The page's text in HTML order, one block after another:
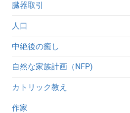
臓器取引
人口
中絶後の癒し
自然な家族計画（NFP)
カトリック教え
作家